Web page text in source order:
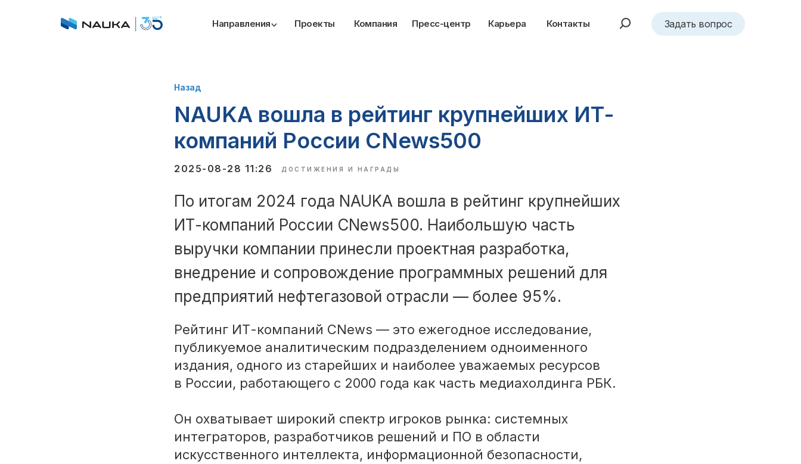
Контакты
Карьера
Пресс-центр
Компания
Проекты
Направления Задать вопрос
Назад
NAUKA вошла в рейтинг крупнейших ИТ-
компаний России CNews500
2025-08-28 11:26 ДОСТИЖЕНИЯ И НАГРАДЫ
По итогам 2024 года NAUKA вошла в рейтинг крупнейших
ИТ-компаний России CNews500. Наибольшую часть
выручки компании принесли проектная разработка,
внедрение и сопровождение программных решений для
предприятий нефтегазовой отрасли — более 95%.
Рейтинг ИТ-компаний CNews — это ежегодное исследование,
публикуемое аналитическим подразделением одноименного
издания, одного из старейших и наиболее уважаемых ресурсов
в России, работающего с 2000 года как часть медиахолдинга РБК.
Он охватывает широкий спектр игроков рынка: системных
интеграторов, разработчиков решений и ПО в области
искусственного интеллекта, информационной безопасности,